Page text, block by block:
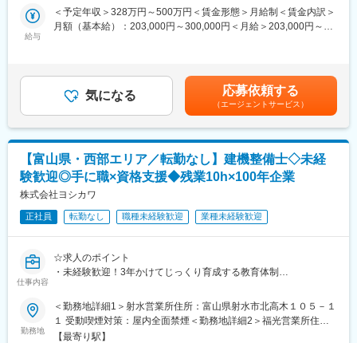
自分が関わった現場が街の風景として残り、地域発展に貢献して
いる実感を得られることが大きなやりがいです。
■ワークライフバランスを整える
残業時間も少なくプライベートを充実できます
従業員の声を集めてみました！
・プールでトレーニング、帰宅後はスポーツ鑑賞！
・帰宅後は習慣である筋トレを。夕食後は子どもたちとお風呂！
・友人との約束など気兼ねなく予定をいれることができ充実！
■当社について
当社は2030年に創業100周年を迎える建機レンタルでは全国レベ
レンタル事業を核に、北陸三県を中心として中部地方に44拠点を
展開しています。
造」を進化させてまいります。
変更の範囲：会社の定める業務
への整備・メンテナンス需要が拡大しています。
後も安定した品質でサービス提供を行うため、組織体制の強化を
建設機械・林業機械のレンタル事業を展開する当社にて、サービ
スエンジニア（整備士）としてご活躍いただきます。
主にレンタル機械の点検・整備・修理を中心に、在庫管理や簡単
■具体的な業務内容
・返却されたレンタル機械の状態をチェックし、不具合があれば
修理
・レンタル用の建設機械や林業機械の点検・メンテナンスを実施
・お客様がお持ちの機械を現地で点検・修理することもあります
・機械の貸出・返却にあわせて、在庫の確認や予約の管理を行い
ます
・出庫前に機械が問題なく動くか最終チェックを行います
・機械の使い方などをお客様へ簡単にご説明します（全体の1割程
度）
です。
■1日の流れ（例）
給与
＜予定年収＞328万円～500万円＜賃金形態＞月給制＜賃金内訳＞
月額（基本給）：203,000円～300,000円＜月給＞203,000円～
与：年2回（7月・12月）※前年度実績：2.6か月賃金はあくまでも
目安の金額であり、選考を通じて上下する可能性があります。月
給(月額)は固定手当を含めた表記です。
気になる 応募依頼する
（エージェントサービス）
【富山県・西部エリア／転勤なし】建機整備士◇未経
験歓迎◎手に職×資格支援◆残業10h×100年企業
株式会社ヨシカワ
正社員 転勤なし 職種未経験歓迎 業種未経験歓迎
仕事内容
☆求人のポイント
・未経験歓迎！3年かけてじっくり育成する教育体制
・資格取得費用は会社負担、手に職を実現できる環境
・建機レンタル需要増加により業績安定の成長企業
・ICタグで機械管理！業務効率◎
勤務地
＜勤務地詳細1＞射水営業所住所：富山県射水市北高木１０５－１
１ 受動喫煙対策：屋内全面禁煙＜勤務地詳細2＞福光営業所住
所：富山県南砺市荒木４８６－１ 受動喫煙対策：屋内全面禁煙＜
【最寄り駅】